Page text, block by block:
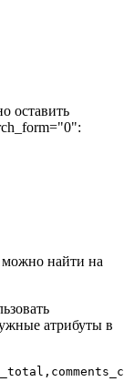
оставить
можно найти на
атрибуты в